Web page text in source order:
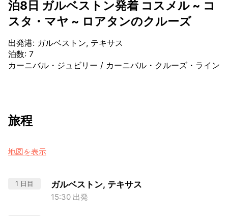
泊8日 ガルベストン発着 コスメル ~ コ
スタ・マヤ ~ ロアタンのクルーズ
出発港: ガルベストン, テキサス
泊数: 7
カーニバル・ジュビリー / カーニバル・クルーズ・ライン
旅程
地図を表示
1 日目 ガルベストン, テキサス
15:30 出発